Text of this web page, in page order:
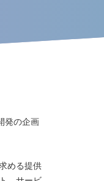
発の企画
める提供